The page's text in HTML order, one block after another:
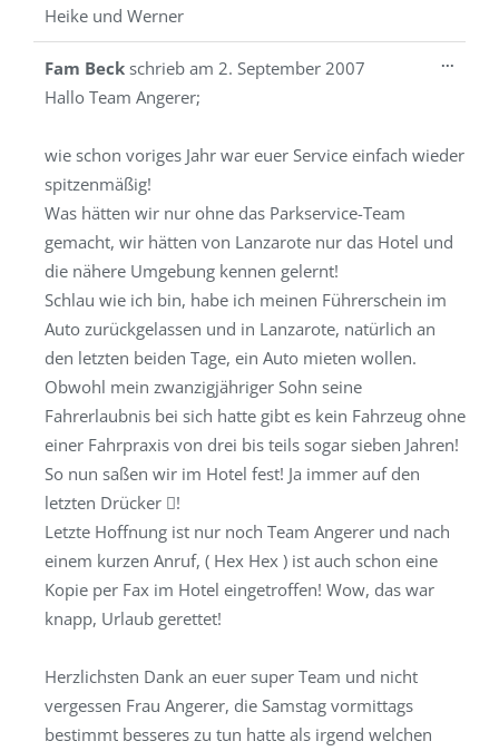
Heike und Werner
Fam Beck schrieb am 2. September 2007
Hallo Team Angerer;
wie schon voriges Jahr war euer Service einfach wieder
spitzenmäßig!
Was hätten wir nur ohne das Parkservice-Team
gemacht, wir hätten von Lanzarote nur das Hotel und
die nähere Umgebung kennen gelernt!
Schlau wie ich bin, habe ich meinen Führerschein im
Auto zurückgelassen und in Lanzarote, natürlich an
den letzten beiden Tage, ein Auto mieten wollen.
Obwohl mein zwanzigjähriger Sohn seine
Fahrerlaubnis bei sich hatte gibt es kein Fahrzeug ohne
einer Fahrpraxis von drei bis teils sogar sieben Jahren!
So nun saßen wir im Hotel fest! Ja immer auf den
letzten Drücker !
Letzte Hoffnung ist nur noch Team Angerer und nach
einem kurzen Anruf, ( Hex Hex ) ist auch schon eine
Kopie per Fax im Hotel eingetroffen! Wow, das war
knapp, Urlaub gerettet!
Herzlichsten Dank an euer super Team und nicht
vergessen Frau Angerer, die Samstag vormittags
bestimmt besseres zu tun hatte als irgend welchen
...